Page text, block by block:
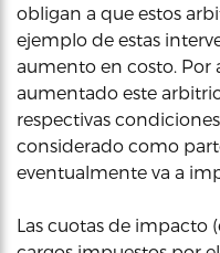
obligan a que estos
ejemplo de estas
aumento en costo. Por
aumentado este
respectivas
considerado como
eventualmente va a
Las cuotas de impacto